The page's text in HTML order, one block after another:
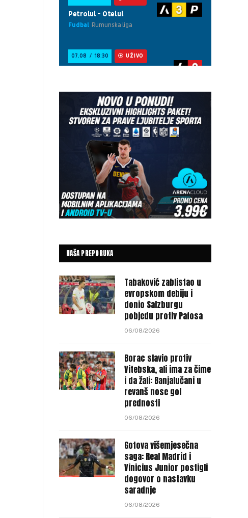
NAŠA PREPORUKA
Tabaković zablistao u
evropskom debiju i
donio Salzburgu
pobjedu protiv Pafosa
06/08/2026
Borac slavio protiv
Vitebska, ali ima za čime
i da žali: Banjalučani u
revanš nose gol
prednosti
06/08/2026
Gotova višemjesečna
saga: Real Madrid i
Vinicius Junior postigli
dogovor o nastavku
saradnje
06/08/2026